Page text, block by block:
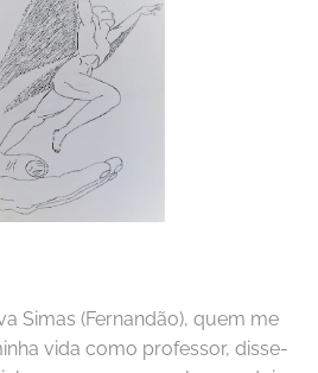
Simas (Fernandão), quem me
vida como professor, disse-